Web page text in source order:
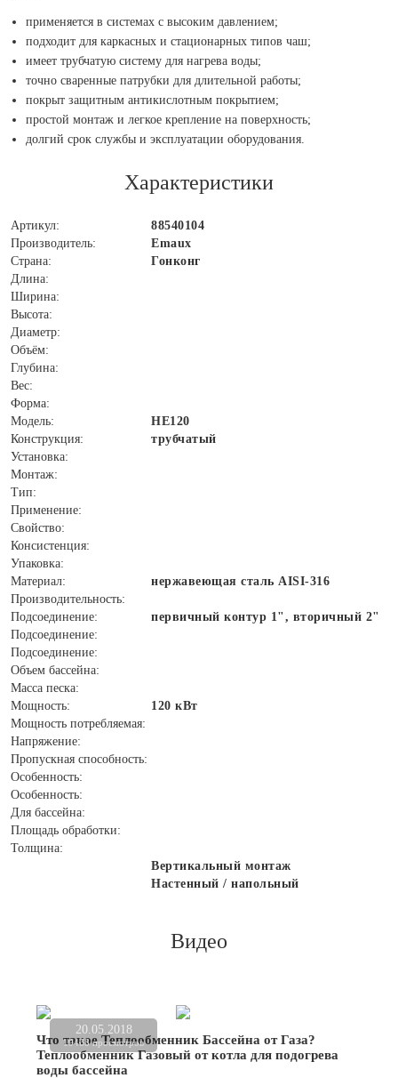
применяется в системах с высоким давлением;
подходит для каркасных и стационарных типов чаш;
имеет трубчатую систему для нагрева воды;
точно сваренные патрубки для длительной работы;
покрыт защитным антикислотным покрытием;
простой монтаж и легкое крепление на поверхность;
долгий срок службы и эксплуатации оборудования.
Характеристики
Артикул:
88540104
Производитель:
Emaux
Страна:
Гонконг
Длина:
Ширина:
Высота:
Диаметр:
Объём:
Глубина:
Вес:
Форма:
Модель:
HE120
Конструкция:
трубчатый
Установка:
Монтаж:
Тип:
Применение:
Свойство:
Консистенция:
Упаковка:
Материал:
нержавеющая сталь AISI-316
Производительность:
Подсоединение:
первичный контур 1", вторичный 2"
Подсоединение:
Подсоединение:
Объем бассейна:
Масса песка:
Мощность:
120 кВт
Мощность потребляемая:
Напряжение:
Пропускная способность:
Особенность:
Особенность:
Для бассейна:
Площадь обработки:
Толщина:
Вертикальный монтаж
Настенный / напольный
Видео
20.05.2018
19468 просмотров
Что такое Теплообменник Бассейна от Газа?
Теплообменник Газовый от котла для подогрева
воды бассейна